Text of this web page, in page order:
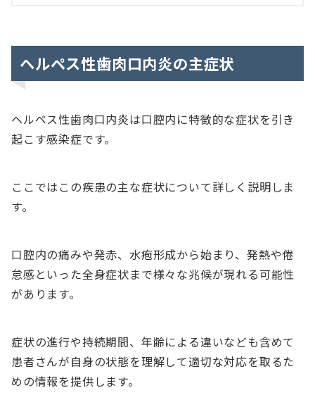
ヘルペス性歯肉口内炎の主症状
ヘルペス性歯肉口内炎は口腔内に特徴的な症状を引き
起こす感染症です。
ここではこの疾患の主な症状について詳しく説明しま
す。
口腔内の痛みや発赤、水疱形成から始まり、発熱や倦
怠感といった全身症状まで様々な兆候が現れる可能性
があります。
症状の進行や持続期間、年齢による違いなども含めて
患者さんが自身の状態を理解して適切な対応を取るた
めの情報を提供します。